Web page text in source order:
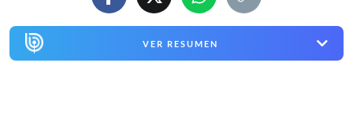
VER RESUMEN